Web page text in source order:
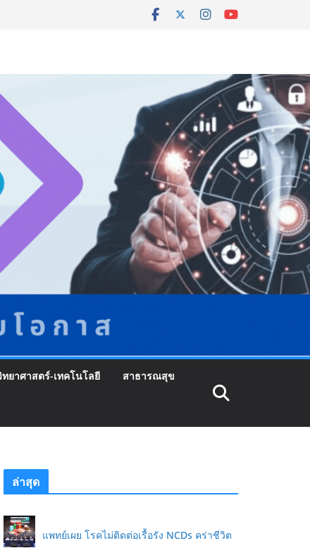
ยาศาสตร์-เทคโนโลยี สาธารณสุข
ล่าสุด
แพทย์เผย โรคไม่ติดต่อเรื้อรัง NCDs คร่าชีวิต